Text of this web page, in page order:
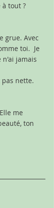
tout ?
grue. Avec
toi.  Je
n'ai jamais
nette.
me
ton